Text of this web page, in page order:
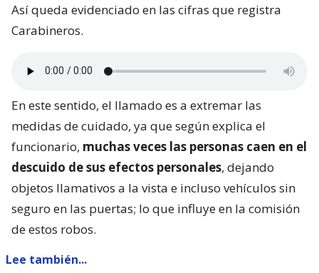
Así queda evidenciado en las cifras que registra
Carabineros.
En este sentido, el llamado es a extremar las
medidas de cuidado, ya que según explica el
funcionario, muchas veces las personas caen en el
descuido de sus efectos personales, dejando
objetos llamativos a la vista e incluso vehículos sin
seguro en las puertas; lo que influye en la comisión
de estos robos.
Lee también...